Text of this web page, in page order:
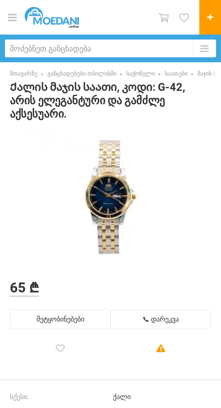
მთავარზე განცხადებები თბილისში საქონელი საათები მაჯის
Ქალის მაჯის საათი, კოდი: G-42,
არის ელეგანტური და გამძლე
აქსესუარი.
65 ₾
შეტყობინებები 📞 დარეკვა
სქესი: ქალი